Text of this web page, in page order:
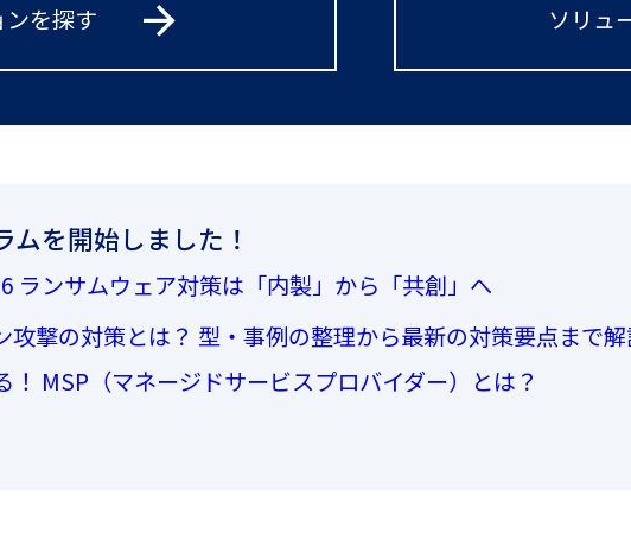
ンを探す arrow_forward ソリュ
ムを開始しました！
ランサムウェア対策は「内製」から「共創」へ
攻撃の対策とは？ 型・事例の整理から最新の対策要点まで
！ MSP（マネージドサービスプロバイダー）とは？